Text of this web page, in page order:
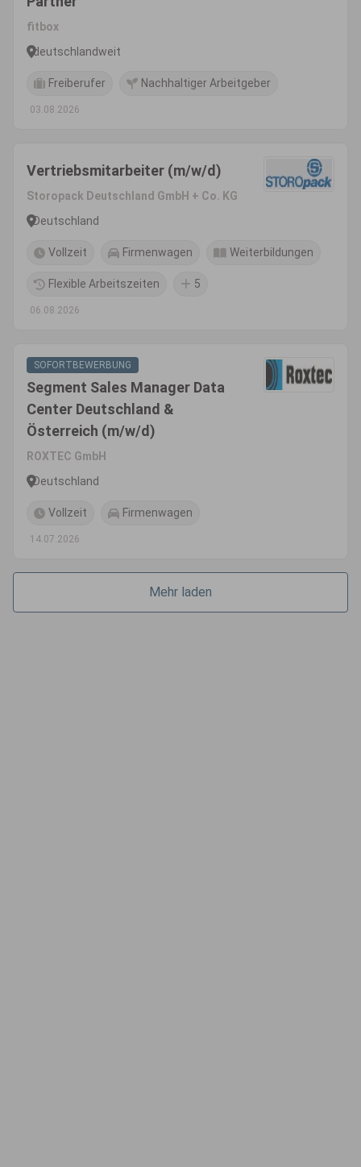
fitbox
deutschlandweit
Freiberufer Nachhaltiger Arbeitgeber
03.08.2026
Vertriebsmitarbeiter (m/w/d)
Storopack Deutschland GmbH + Co. KG
Deutschland
Vollzeit Firmenwagen Weiterbildungen
Flexible Arbeitszeiten 5
06.08.2026
SOFORTBEWERBUNG
Segment Sales Manager Data
Center Deutschland &
Österreich (m/w/d)
ROXTEC GmbH
Deutschland
Vollzeit Firmenwagen
14.07.2026
Mehr laden